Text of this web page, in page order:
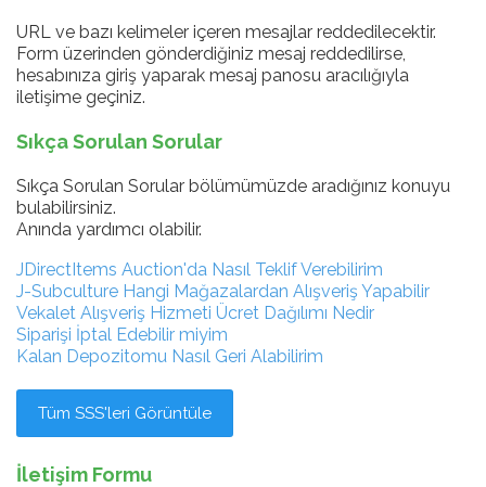
URL ve bazı kelimeler içeren mesajlar reddedilecektir.
Form üzerinden gönderdiğiniz mesaj reddedilirse,
hesabınıza giriş yaparak mesaj panosu aracılığıyla
iletişime geçiniz.
Sıkça Sorulan Sorular
Sıkça Sorulan Sorular bölümümüzde aradığınız konuyu
bulabilirsiniz.
Anında yardımcı olabilir.
JDirectItems Auction'da Nasıl Teklif Verebilirim
J-Subculture Hangi Mağazalardan Alışveriş Yapabilir
Vekalet Alışveriş Hizmeti Ücret Dağılımı Nedir
Siparişi İptal Edebilir miyim
Kalan Depozitomu Nasıl Geri Alabilirim
Tüm SSS'leri Görüntüle
İletişim Formu